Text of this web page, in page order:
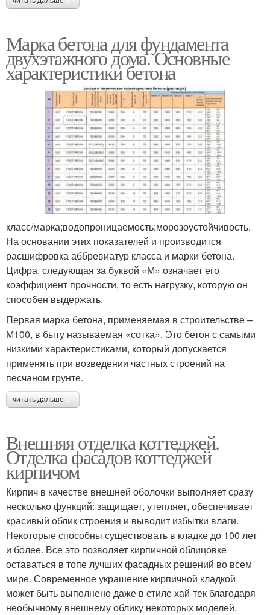
Марка бетона для фундамента
двухэтажного дома. Основные
характеристики бетона
класс/марка;водопроницаемость;морозоустойчивость.
На основании этих показателей и производится
расшифровка аббревиатур класса и марки бетона.
Цифра, следующая за буквой «М» означает его
коэффициент прочности, то есть нагрузку, которую он
способен выдержать.
Первая марка бетона, применяемая в строительстве –
М100, в быту называемая «сотка». Это бетон с самыми
низкими характеристиками, который допускается
применять при возведении частных строений на
песчаном грунте.
читать дальше →
Внешняя отделка коттеджей.
Отделка фасадов коттеджей
кирпичом
Кирпич в качестве внешней оболочки выполняет сразу
несколько функций: защищает, утепляет, обеспечивает
красивый облик строения и выводит избытки влаги.
Некоторые способны существовать в кладке до 100 лет
и более. Все это позволяет кирпичной облицовке
оставаться в топе лучших фасадных решений во всем
мире. Современное украшение кирпичной кладкой
может быть выполнено даже в стиле хай-тек благодаря
необычному внешнему облику некоторых моделей.